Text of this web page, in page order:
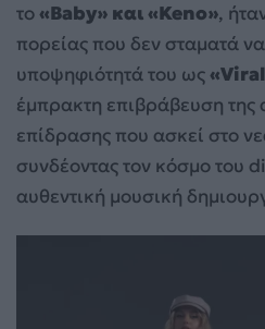
το«Baby» και «Keno»,
πορείας που δεν σταματά
υποψηφιότητά του ως
έμπρακτη επιβράβευση της
επίδρασης που ασκεί στο
συνδέοντας τον κόσμο του
αυθεντική μουσική